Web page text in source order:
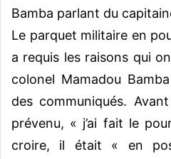
Bamba parlant du
Le parquet militaire en
a requis les raisons qui
colonel Mamadou
des communiqués.
prévenu, « j’ai fait le
croire, il était « en